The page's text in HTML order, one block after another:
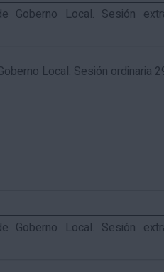
Goberno Local. Sesión
Local. Sesión ordinaria
Goberno Local. Sesión